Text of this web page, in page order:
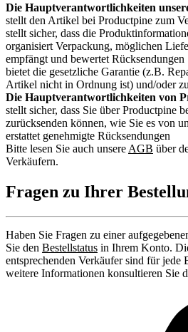
Die Hauptverantwortlichkeiten
stellt den Artikel bei Productpine zum
stellt sicher, dass die
organisiert Verpackung, möglichen
empfängt und bewertet Rücksendungen
bietet die gesetzliche Garantie (z.B.
Artikel nicht in Ordnung ist) und/oder
Die Hauptverantwortlichkeiten von
stellt sicher, dass Sie über Productpine
zurücksenden können, wie Sie es von
erstattet genehmigte Rücksendungen
Bitte lesen Sie auch unsere AGB über
Verkäufern.
Fragen zu Ihrer
Haben Sie Fragen zu einer
Sie den Bestellstatus in Ihrem Konto.
entsprechenden Verkäufer sind für jede
weitere Informationen konsultieren Sie